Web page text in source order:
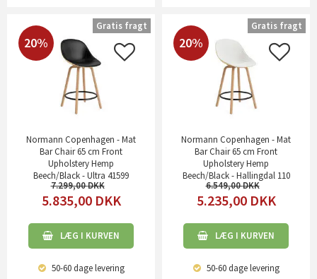
20%
Normann Copenhagen - Mat
Bar Chair 65 cm Front
Upholstery Hemp
Beech/Black - Ultra 41599
7.299,00
5.835,00 DKK
LÆG I KURVEN
50-60 dagelevering
Gratis fragt
20%
Normann Copenhagen - Mat
Bar Chair 65 cm Front
Upholstery Hemp
Beech/Black - Hallingdal 110
6.549,00
5.235,00 DKK
LÆG I KURVEN
50-60 dagelevering
Gratis fragt